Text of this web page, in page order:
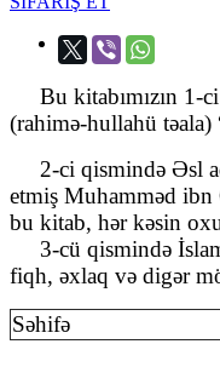
Bu kitabımızın 1-ci
(rahimə-hullahü
2-ci qismində Əsl
etmiş Muhamməd ibn
bu kitab, hər kəsin
3-cü qismində İslam
fiqh, əxlaq və digər
Səhifə